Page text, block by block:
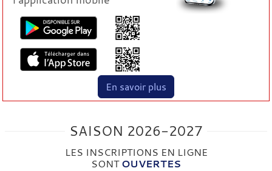
En savoir plus
SAISON 2026-2027
LES INSCRIPTIONS EN LIGNE
SONTOUVERTES